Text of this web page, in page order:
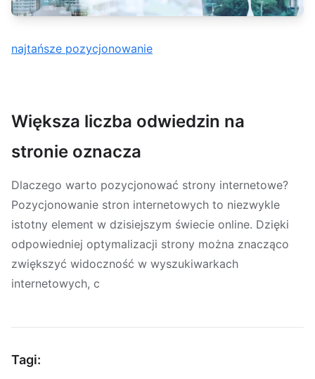
najtańsze pozycjonowanie
Większa liczba odwiedzin na
stronie oznacza
Dlaczego warto pozycjonować strony internetowe?
Pozycjonowanie stron internetowych to niezwykle
istotny element w dzisiejszym świecie online. Dzięki
odpowiedniej optymalizacji strony można znacząco
zwiększyć widoczność w wyszukiwarkach
internetowych, c
Tagi: